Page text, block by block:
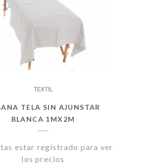
TEXTIL
TELA SIN AJUNSTAR
BLANCA 1MX2M
estar registrado para ver
los precios